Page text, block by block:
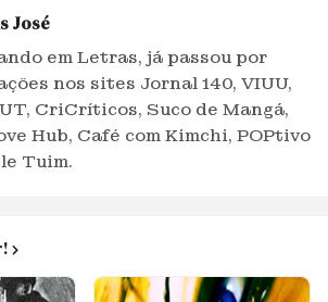
José
em Letras, já passou por
nos sites Jornal 140, VIUU,
CriCríticos, Suco de Mangá,
Hub, Café com Kimchi, POPtivo
Tuim.